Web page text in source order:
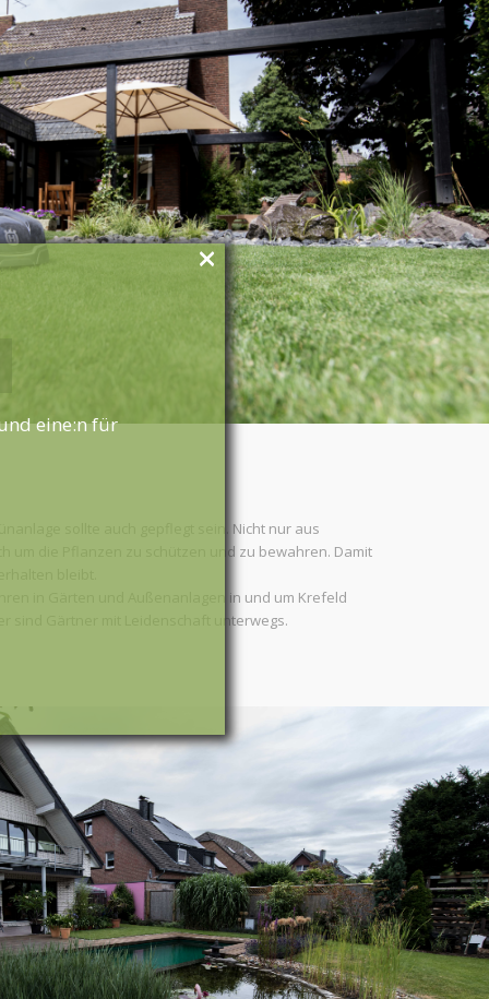
sollte auch gepflegt sein. Nicht nur aus
um die Pflanzen zu schützen und zu bewahren. Damit
in Gärten und Außenanlagen in und um Krefeld
sind Gärtner mit Leidenschaft unterwegs.
eine:n für
×